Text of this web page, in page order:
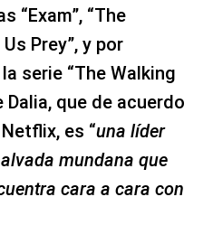
“Exam”, “The
Prey”, y por
serie “The Walking
Dalia, que de acuerdo
es “una líder
mundana que
cara a cara con